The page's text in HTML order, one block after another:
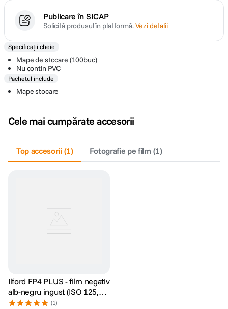
8. ulanzi
9. insta 360
10. godox
Publicare în SICAP
Solicită produsul în platformă.Vezi detalii
Specificații cheie
Mape de stocare (100buc)
Nu contin PVC
Pachetul include
Mape stocare
Cele mai cumpărate accesorii
Top accesorii (1) Fotografie pe film(1)
Ilford FP4 PLUS - film negativ
alb-negru ingust (ISO 125,
135-24)
(1)